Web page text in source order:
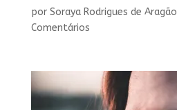
por Soraya Rodrigues de Aragão
Comentários